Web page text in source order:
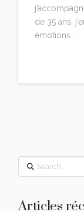
de 35 ans,
émotions …
Search
Articles